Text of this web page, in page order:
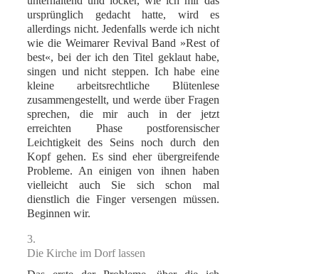
ursprünglich gedacht hatte, wird es
allerdings nicht. Jedenfalls werde ich nicht
wie die Weimarer Revival Band »Rest of
best«, bei der ich den Titel geklaut habe,
singen und nicht steppen. Ich habe eine
kleine arbeitsrechtliche Blütenlese
zusammengestellt, und werde über Fragen
sprechen, die mir auch in der jetzt
erreichten Phase postforensischer
Leichtigkeit des Seins noch durch den
Kopf gehen. Es sind eher übergreifende
Probleme. An einigen von ihnen haben
vielleicht auch Sie sich schon mal
dienstlich die Finger versengen müssen.
Beginnen wir.
3.
Die Kirche im Dorf lassen